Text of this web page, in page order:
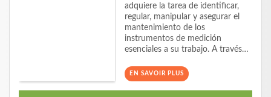
adquiere la tarea de identificar,
regular, manipular y asegurar el
mantenimiento de los
instrumentos de medición
esenciales a su trabajo. A través…
EN SAVOIR PLUS